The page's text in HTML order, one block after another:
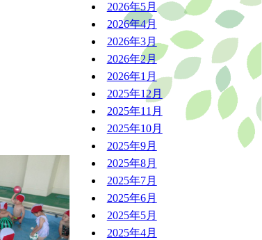
2026年5月
2026年4月
2026年3月
2026年2月
2026年1月
2025年12月
2025年11月
2025年10月
2025年9月
2025年8月
2025年7月
2025年6月
2025年5月
2025年4月